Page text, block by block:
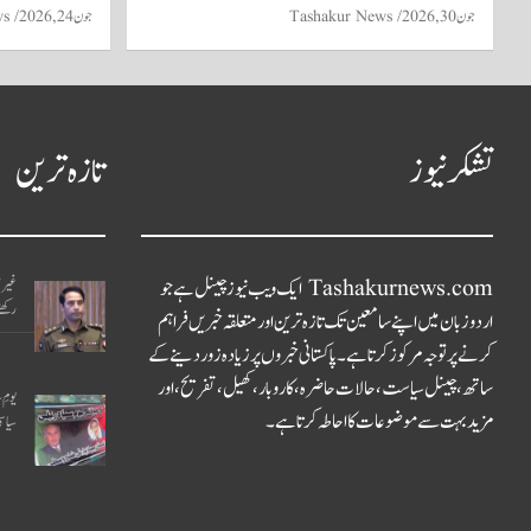
جون 30, 2026 Tashakur News جون 24, 2026
تشکر نیوز
Tashakurnews.com ایک ویب نیوز چینل ہے جو
اردو زبان میں اپنے سامعین تک تازہ ترین اور متعلقہ خبریں فراہم
کرنے پر توجہ مرکوز کرتا ہے۔ پاکستانی خبروں پر زیادہ زور دینے کے
ساتھ، چینل سیاست، حالات حاضرہ، کاروبار، کھیل، تفریح، اور
مزید بہت سے موضوعات کا احاطہ کرتا ہے۔
تازہ ترین